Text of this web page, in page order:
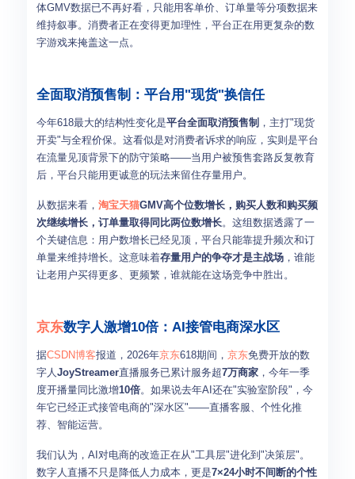
体GMV数据已不再好看，只能用客单价、订单量等分项数据来
维持叙事。消费者正在变得更加理性，平台正在用更复杂的数
字游戏来掩盖这一点。
全面取消预售制：平台用"现货"换信任
今年618最大的结构性变化是平台全面取消预售制 ，主打"现货
开卖"与全程价保。这看似是对消费者诉求的响应，实则是平台
在流量见顶背景下的防守策略——当用户被预售套路反复教育
后，平台只能用更诚意的玩法来留住存量用户。
从数据来看， 淘宝天猫GMV高个位数增长，购买人数和购买频
次继续增长，订单量取得同比两位数增长。这组数据透露了一
个关键信息：用户数增长已经见顶，平台只能靠提升频次和订
单量来维持增长。这意味着存量用户的争夺才是主战场 ，谁能
让老用户买得更多、更频繁，谁就能在这场竞争中胜出。
京东数字人激增10倍：AI接管电商深水区
据CSDN博客报道，2026年京东618期间， 京东免费开放的数
字人JoyStreamer直播服务已累计服务超7万商家 ，今年一季
度开播量同比激增10倍。如果说去年AI还在"实验室阶段"，今
年它已经正式接管电商的"深水区"——直播客服、个性化推
荐、智能运营。
我们认为，AI对电商的改造正在从"工具层"进化到"决策层"。
数字人直播不只是降低人力成本，更是7×24小时不间断的个性